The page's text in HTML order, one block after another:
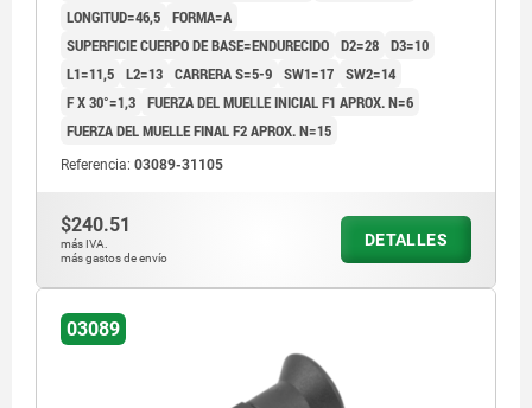
Forma A: sin ranura de bloqueo
Forma C: con ranura de bloqueo
LONGITUD=46,5 FORMA=A
SUPERFICIE CUERPO DE BASE=ENDURECIDO D2=28 D3=10
L1=11,5 L2=13 CARRERA S=5-9 SW1=17 SW2=14
F X 30°=1,3 FUERZA DEL MUELLE INICIAL F1 APROX. N=6
FUERZA DEL MUELLE FINAL F2 APROX. N=15
Referencia: 03089-31105
$240.51
más IVA.
más gastos de envío
DETALLES
03089